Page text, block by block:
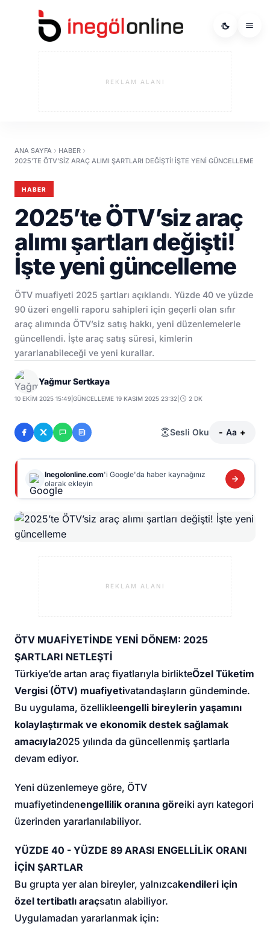
REKLAM ALANI
ANA SAYFA
HABER
2025’TE ÖTV’SIZ ARAÇ ALIMI ŞARTLARI DEĞIŞTI! İŞTE YENI GÜNCELLEME
HABER
2025’te ÖTV’siz araç
alımı şartları değişti!
İşte yeni güncelleme
ÖTV muafiyeti 2025 şartları açıklandı. Yüzde 40 ve yüzde
90 üzeri engelli raporu sahipleri için geçerli olan sıfır
araç alımında ÖTV’siz satış hakkı, yeni düzenlemelerle
güncellendi. İşte araç satış süresi, kimlerin
yararlanabileceği ve yeni kurallar.
Yağmur Sertkaya
10 EKIM 2025 15:49 |GÜNCELLEME 19 KASIM 2025 23:32 2 DK
Sesli Oku - Aa +
Inegolonline.com'i Google'da haber kaynağınız
olarak ekleyin
REKLAM ALANI
ÖTV MUAFİYETİNDE YENİ DÖNEM: 2025
ŞARTLARI NETLEŞTİ
Türkiye’de artan araç fiyatlarıyla birlikteÖzel Tüketim
Vergisi (ÖTV) muafiyetivatandaşların gündeminde.
Bu uygulama, özellikleengelli bireylerin yaşamını
kolaylaştırmak ve ekonomik destek sağlamak
amacıyla2025 yılında da güncellenmiş şartlarla
devam ediyor.
Yeni düzenlemeye göre, ÖTV
muafiyetindenengellilik oranına göreiki ayrı kategori
üzerinden yararlanılabiliyor.
YÜZDE 40 - YÜZDE 89 ARASI ENGELLİLİK ORANI
İÇİN ŞARTLAR
Bu grupta yer alan bireyler, yalnızcakendileri için
özel tertibatlı araçsatın alabiliyor.
Uygulamadan yararlanmak için: